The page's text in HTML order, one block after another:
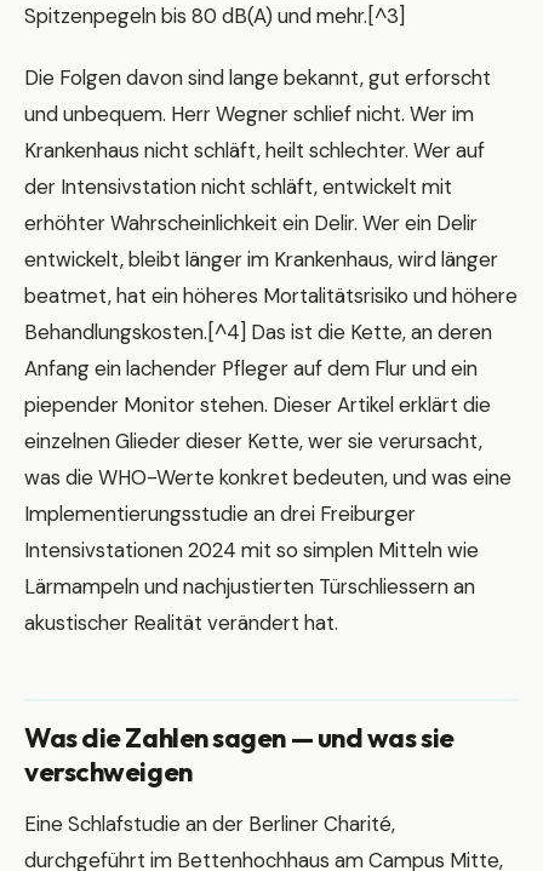
Spitzenpegeln bis 80 dB(A) und mehr.[^3]
Die Folgen davon sind lange bekannt, gut erforscht
und unbequem. Herr Wegner schlief nicht. Wer im
Krankenhaus nicht schläft, heilt schlechter. Wer auf
der Intensivstation nicht schläft, entwickelt mit
erhöhter Wahrscheinlichkeit ein Delir. Wer ein Delir
entwickelt, bleibt länger im Krankenhaus, wird länger
beatmet, hat ein höheres Mortalitätsrisiko und höhere
Behandlungskosten.[^4] Das ist die Kette, an deren
Anfang ein lachender Pfleger auf dem Flur und ein
piepender Monitor stehen. Dieser Artikel erklärt die
einzelnen Glieder dieser Kette, wer sie verursacht,
was die WHO-Werte konkret bedeuten, und was eine
Implementierungsstudie an drei Freiburger
Intensivstationen 2024 mit so simplen Mitteln wie
Lärmampeln und nachjustierten Türschliessern an
akustischer Realität verändert hat.
Was die Zahlen sagen — und was sie
verschweigen
Eine Schlafstudie an der Berliner Charité,
durchgeführt im Bettenhochhaus am Campus Mitte,